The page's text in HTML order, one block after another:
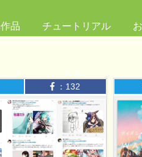
品 チュートリアル
： 132